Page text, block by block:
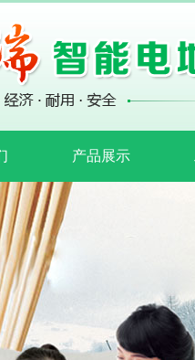
产品展示